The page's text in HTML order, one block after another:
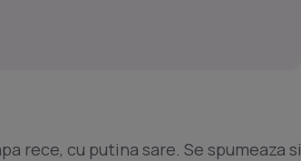
rece, cu putina sare. Se spumeaza si